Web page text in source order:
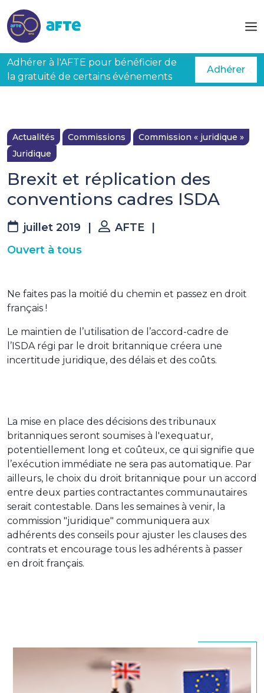
Adhérer à l'AFTE pour bénéficier de
la gratuité de certains événements
Adhérer
Actualités Commissions
Commission « juridique »
Juridique
Brexit et réplication des
conventions cadres ISDA
juillet 2019 AFTE
Ouvert à tous
Ne faites pas la moitié du chemin et passez en droit
français !
Le maintien de l’utilisation de l’accord-cadre de
l’ISDA régi par le droit britannique créera une
incertitude juridique, des délais et des coûts.
La mise en place des décisions des tribunaux
britanniques seront soumises à l'exequatur,
potentiellement long et coûteux, ce qui signifie que
l’exécution immédiate ne sera pas automatique. Par
ailleurs, le choix du droit britannique pour un accord
entre deux parties contractantes communautaires
serait contestable. Dans les semaines à venir, la
commission "juridique" communiquera aux
adhérents des conseils pour ajuster les clauses des
contrats et encourage tous les adhérents à passer
en droit français.